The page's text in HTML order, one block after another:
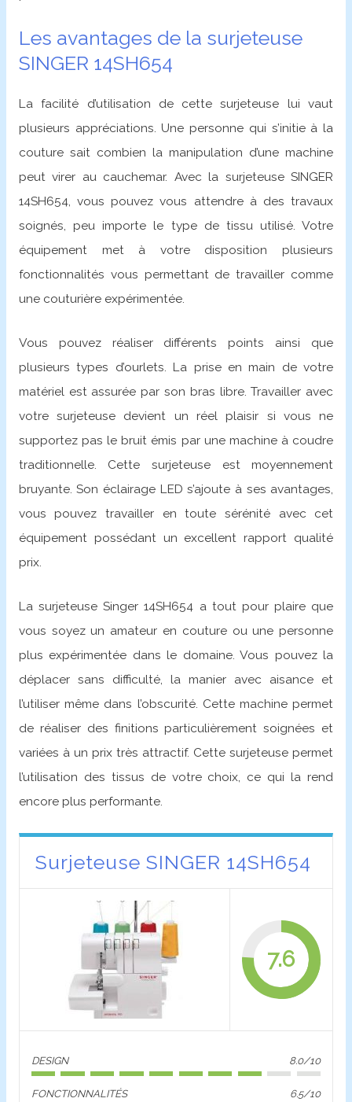
Les avantages de la surjeteuse
SINGER 14SH654
La facilité d’utilisation de cette surjeteuse lui vaut
plusieurs appréciations. Une personne qui s’initie à la
couture sait combien la manipulation d’une machine
peut virer au cauchemar. Avec la surjeteuse SINGER
14SH654, vous pouvez vous attendre à des travaux
soignés, peu importe le type de tissu utilisé. Votre
équipement met à votre disposition plusieurs
fonctionnalités vous permettant de travailler comme
une couturière expérimentée.
Vous pouvez réaliser différents points ainsi que
plusieurs types d’ourlets. La prise en main de votre
matériel est assurée par son bras libre. Travailler avec
votre surjeteuse devient un réel plaisir si vous ne
supportez pas le bruit émis par une machine à coudre
traditionnelle. Cette surjeteuse est moyennement
bruyante. Son éclairage LED s’ajoute à ses avantages,
vous pouvez travailler en toute sérénité avec cet
équipement possédant un excellent rapport qualité
prix.
La surjeteuse Singer 14SH654 a tout pour plaire que
vous soyez un amateur en couture ou une personne
plus expérimentée dans le domaine. Vous pouvez la
déplacer sans difficulté, la manier avec aisance et
l’utiliser même dans l’obscurité. Cette machine permet
de réaliser des finitions particulièrement soignées et
variées à un prix très attractif. Cette surjeteuse permet
l’utilisation des tissus de votre choix, ce qui la rend
encore plus performante.
Surjeteuse SINGER 14SH654
7.6
DESIGN 8.0/10
FONCTIONNALITÉS 6.5/10